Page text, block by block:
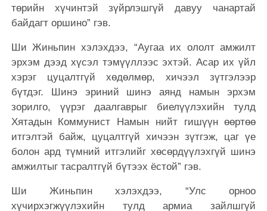
төрийн хүчинтэй зүйрлэшгүй давуу чанартай
байдагт оршино” гэв.
Ши Жиньпин хэлэхдээ, “Аугаа их ололт амжилт
эрхэм дээд хүсэл тэмүүллээс эхтэй. Асар их үйл
хэрэг цуцалтгүй хөдөлмөр, хичээл зүтгэлээр
бүтдэг. Шинэ эриний шинэ аянд намын эрхэм
зорилго, үүрэг даалгаврыг биелүүлэхийн тулд
Хятадын Коммунист Намын нийт гишүүн өөртөө
итгэлтэй байж, цуцалтгүй хичээн зүтгэж, цаг үе
болон ард түмний итгэлийг хөсөрдүүлэхгүй шинэ
амжилтыг тасралтгүй бүтээх ёстой” гэв.
Ши Жиньпин хэлэхдээ, “Улс орноо
хүчирхэгжүүлэхийн тулд армиа зайлшгүй